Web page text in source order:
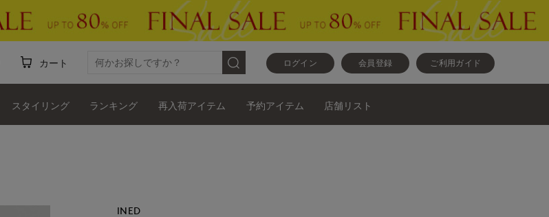
ログイン 会員登録 ご利用ガイド
カート
スタイリング ランキング 再入荷アイテム 予約アイテム 店舗リスト
INED